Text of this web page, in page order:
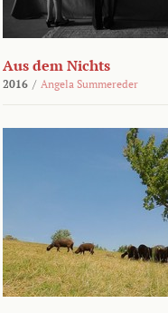
Aus dem Nichts
2016 / Angela Summereder